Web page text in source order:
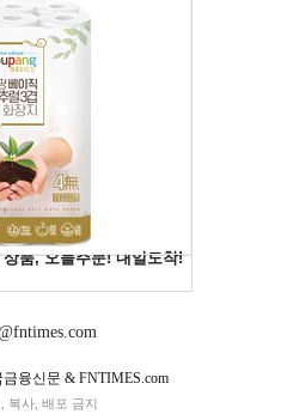
융신문 & FNTIMES.com
복사, 배포 금지